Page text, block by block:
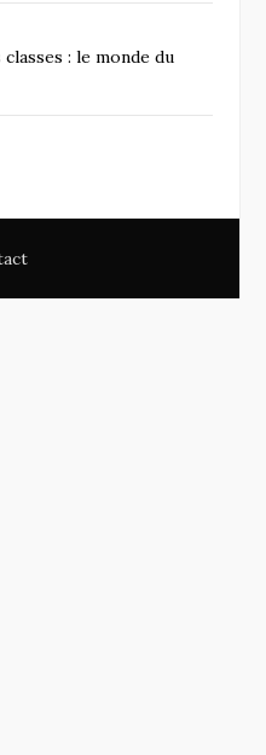
: le monde du